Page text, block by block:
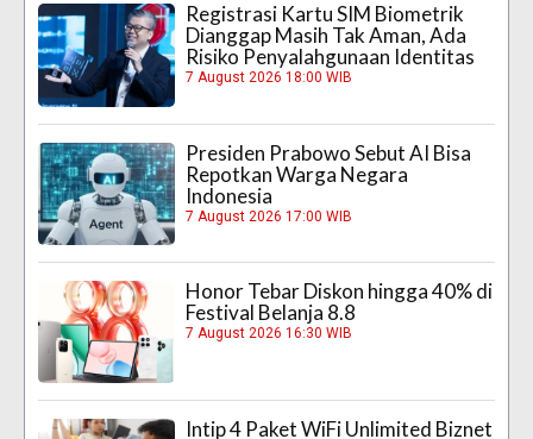
Registrasi Kartu SIM Biometrik
Dianggap Masih Tak Aman, Ada
Risiko Penyalahgunaan Identitas
7 August 2026 18:00 WIB
Presiden Prabowo Sebut AI Bisa
Repotkan Warga Negara
Indonesia
7 August 2026 17:00 WIB
Honor Tebar Diskon hingga 40% di
Festival Belanja 8.8
7 August 2026 16:30 WIB
Intip 4 Paket WiFi Unlimited Biznet